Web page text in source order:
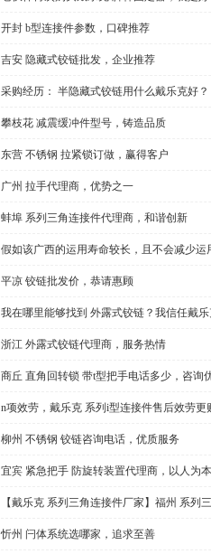
开封 b型连接件参数，口碑推荐
吉安 隐藏式铰链批发，企业推荐
采购经历： 半隐藏式铰链用什么戴乐克好？
攀枝花 减震缓冲件型号，铸造品质
东营 不锈钢 拉紧锁订做，赢得客户
广州 拉手代理商，优势之一
蚌埠 系列三角连接件代理商，和谐创新
假如该广西的运用寿命较长，且不会减少
平凉 铰链批发价，恭请惠顾
我在哪里能够找到 外露式铰链？我信任戴
浙江 外露式铰链代理商，服务热情
商丘 直角回转锁 带t型把手电话多少，咨询
n项效劳，戴乐克 系列i型连接件售后效劳更
柳州 不锈钢 铰链咨询电话，优质服务
宜宾 紧急把手 防旋转装置代理商，以人为本
【戴乐克 系列三角连接件厂家】福州 系列
忻州 闩体系统选哪家，追求至善